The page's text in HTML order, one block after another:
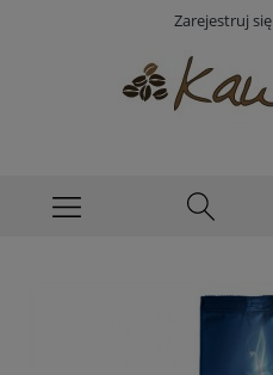
Zarejestruj się